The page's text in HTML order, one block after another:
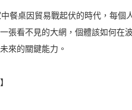
桌因貿易戰起伏的時代，每個
張看不見的大網，個體該如何在
來的關鍵能力。